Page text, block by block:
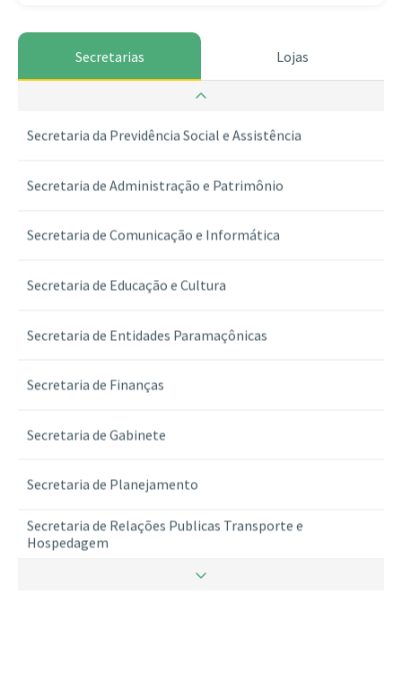
Secretarias
Lojas
Secretaria da Guarda dos Selos
Secretaria da Previdência Social e Assistência
Secretaria de Administração e Patrimônio
Secretaria de Comunicação e Informática
Secretaria de Educação e Cultura
Secretaria de Entidades Paramaçônicas
Secretaria de Finanças
Secretaria de Gabinete
Secretaria de Planejamento
Secretaria de Relações Publicas Transporte e
Hospedagem